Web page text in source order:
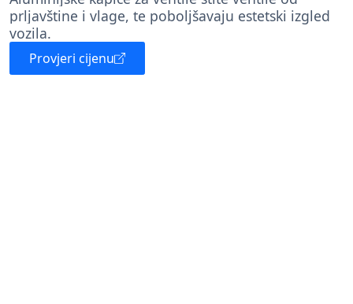
prljavštine i vlage, te poboljšavaju estetski izgled
vozila.
Provjeri cijenu